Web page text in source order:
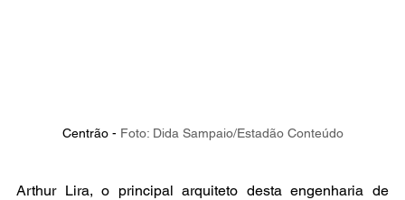
Centrão - Foto: Dida Sampaio/Estadão Conteúdo
Arthur Lira, o principal arquiteto desta engenharia de